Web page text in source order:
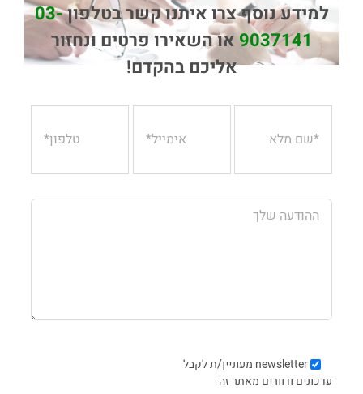
למידע נוסף צרו איתנו קשר בטלפון03-
9037141או השאירו פרטים ונחזור
אליכם בהקדם!
newsletter מעוניין/ת לקבל
עדכונים ודוורים מאתר זה